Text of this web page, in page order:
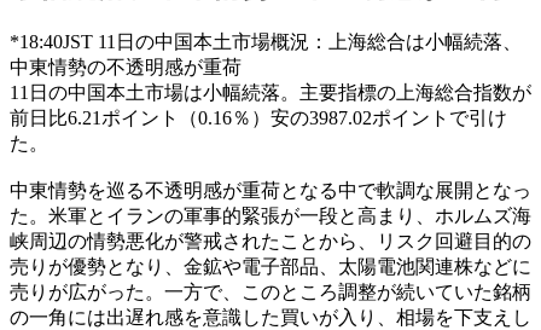
*18:40JST 11日の中国本土市場概況：上海総合は小幅続落、
中東情勢の不透明感が重荷
11日の中国本土市場は小幅続落。主要指標の上海総合指数が
前日比6.21ポイント（0.16％）安の3987.02ポイントで引け
た。
中東情勢を巡る不透明感が重荷となる中で軟調な展開となっ
た。米軍とイランの軍事的緊張が一段と高まり、ホルムズ海
峡周辺の情勢悪化が警戒されたことから、リスク回避目的の
売りが優勢となり、金鉱や電子部品、太陽電池関連株などに
売りが広がった。一方で、このところ調整が続いていた銘柄
の一角には出遅れ感を意識した買いが入り、相場を下支えし